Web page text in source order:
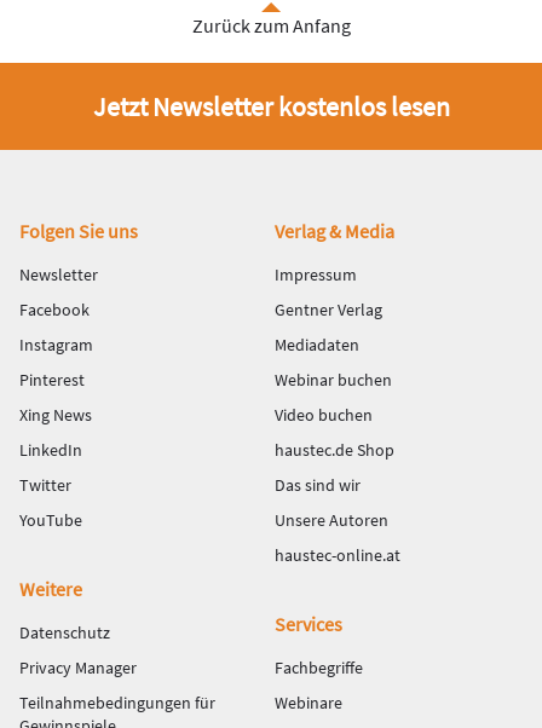
Zurück zum Anfang
Jetzt Newsletter kostenlos lesen
Fußbereich
Folgen Sie uns
Newsletter
Facebook
Instagram
Pinterest
Xing News
LinkedIn
Twitter
YouTube
Verlag & Media
Impressum
Gentner Verlag
Mediadaten
Webinar buchen
Video buchen
haustec.de Shop
Das sind wir
Unsere Autoren
haustec-online.at
Weitere
Datenschutz
Privacy Manager
Teilnahmebedingungen für
Services
Fachbegriffe
Webinare